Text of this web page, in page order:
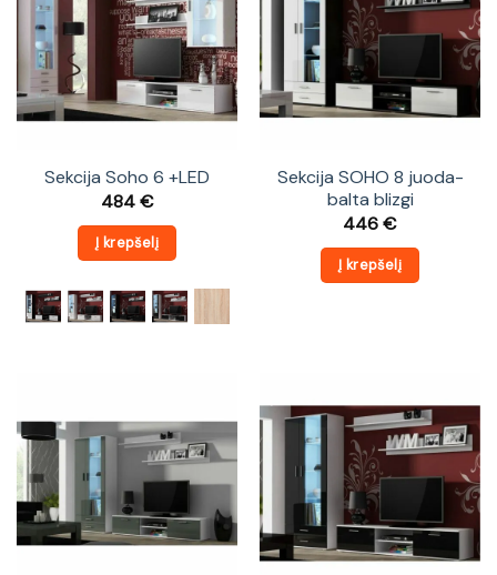
Sekcija Soho 6 +LED
484€
Į krepšelį
Sekcija SOHO 8 juoda-
balta blizgi
446€
Į krepšelį